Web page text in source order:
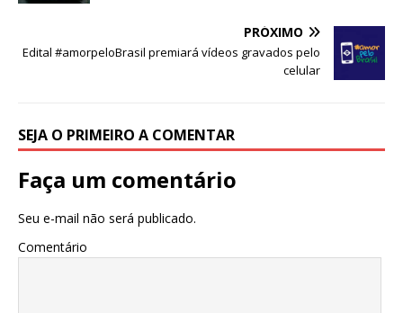
s
A
p
e
o
k
dI
n
PRÓXIMO
Edital #amorpeloBrasil premiará vídeos gravados pelo
celular
SEJA O PRIMEIRO A COMENTAR
Faça um comentário
Seu e-mail não será publicado.
Comentário